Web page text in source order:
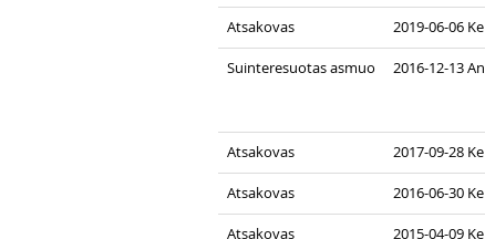
Atsakovas 2019-06-06 Ke
Suinteresuotas asmuo 2016-12-13 An
Atsakovas 2017-09-28 Ke
Atsakovas 2016-06-30 Ke
Atsakovas 2015-04-09 Ke